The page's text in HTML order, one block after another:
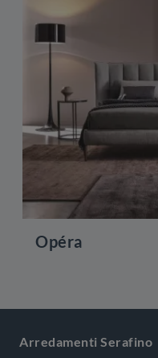
Opéra
Arredamenti Serafino